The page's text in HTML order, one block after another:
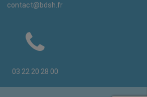
contact@bdsh.fr
03 22 20 28 00